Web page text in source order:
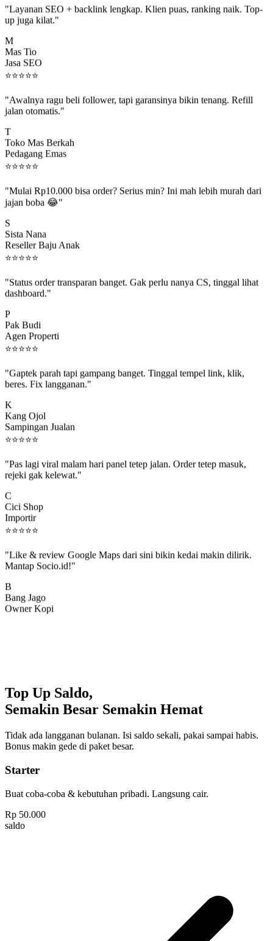
up juga kilat."
Mas Tio
Jasa SEO
⭐⭐⭐⭐⭐
jalan otomatis."
Toko Mas Berkah
Pedagang Emas
⭐⭐⭐⭐⭐
jajan boba 😂"
Sista Nana
Reseller Baju Anak
⭐⭐⭐⭐⭐
dashboard."
Pak Budi
Agen Properti
⭐⭐⭐⭐⭐
beres. Fix langganan."
Kang Ojol
Sampingan Jualan
⭐⭐⭐⭐⭐
rejeki gak kelewat."
Cici Shop
Importir
⭐⭐⭐⭐⭐
Mantap Socio.id!"
Bang Jago
Owner Kopi
Top Up Saldo,
Semakin Besar Semakin Hemat
Tidak ada langganan bulanan. Isi saldo sekali, pakai sampai habis.
Bonus makin gede di paket besar.
Starter
Buat coba-coba & kebutuhan pribadi. Langsung cair.
Rp 50.000
saldo